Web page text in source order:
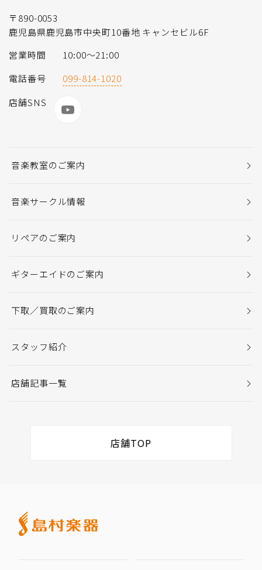
〒890-0053
鹿児島県鹿児島市中央町10番地 キャンセビル6F
営業時間
10:00～21:00
電話番号
099-814-1020
店舗SNS
音楽教室のご案内
音楽サークル情報
リペアのご案内
ギターエイドのご案内
下取／買取のご案内
スタッフ紹介
店舗記事一覧
店舗TOP